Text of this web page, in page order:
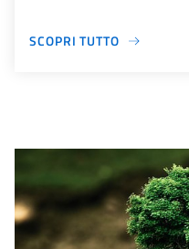
SCOPRI TUTTO